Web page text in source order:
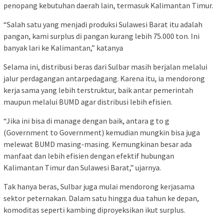
penopang kebutuhan daerah lain, termasuk Kalimantan Timur.
“Salah satu yang menjadi produksi Sulawesi Barat itu adalah
pangan, kami surplus di pangan kurang lebih 75.000 ton. Ini
banyak lari ke Kalimantan,” katanya
Selama ini, distribusi beras dari Sulbar masih berjalan melalui
jalur perdagangan antarpedagang. Karena itu, ia mendorong
kerja sama yang lebih terstruktur, baik antar pemerintah
maupun melalui BUMD agar distribusi lebih efisien.
“Jika ini bisa di manage dengan baik, antara g to g
(Government to Government) kemudian mungkin bisa juga
melewat BUMD masing-masing. Kemungkinan besar ada
manfaat dan lebih efisien dengan efektif hubungan
Kalimantan Timur dan Sulawesi Barat,” ujarnya.
Tak hanya beras, Sulbar juga mulai mendorong kerjasama
sektor peternakan. Dalam satu hingga dua tahun ke depan,
komoditas seperti kambing diproyeksikan ikut surplus.